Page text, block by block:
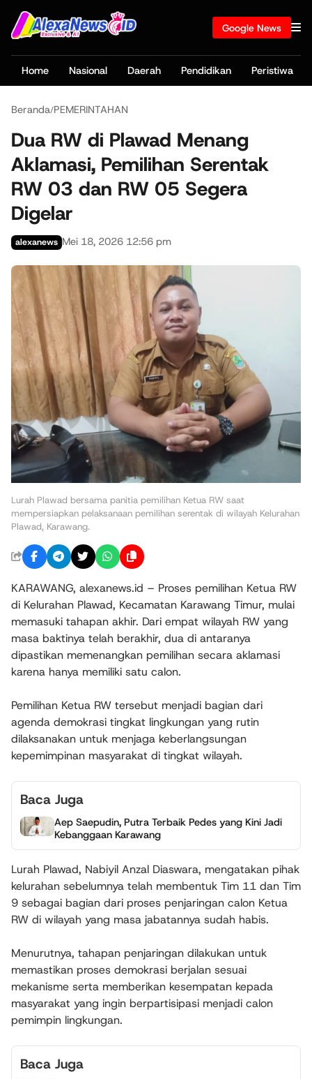
Google News
Home Nasional Daerah Pendidikan Peristiwa
Beranda/PEMERINTAHAN
Dua RW di Plawad Menang
Aklamasi, Pemilihan Serentak
RW 03 dan RW 05 Segera
Digelar
alexanews Mei 18, 2026 12:56 pm
Lurah Plawad bersama panitia pemilihan Ketua RW saat
mempersiapkan pelaksanaan pemilihan serentak di wilayah Kelurahan
Plawad, Karawang.
KARAWANG, alexanews.id – Proses pemilihan Ketua RW
di Kelurahan Plawad, Kecamatan Karawang Timur, mulai
memasuki tahapan akhir. Dari empat wilayah RW yang
masa baktinya telah berakhir, dua di antaranya
dipastikan memenangkan pemilihan secara aklamasi
karena hanya memiliki satu calon.
Pemilihan Ketua RW tersebut menjadi bagian dari
agenda demokrasi tingkat lingkungan yang rutin
dilaksanakan untuk menjaga keberlangsungan
kepemimpinan masyarakat di tingkat wilayah.
Baca Juga
Aep Saepudin, Putra Terbaik Pedes yang Kini Jadi
Kebanggaan Karawang
Lurah Plawad, Nabiyil Anzal Diaswara, mengatakan pihak
kelurahan sebelumnya telah membentuk Tim 11 dan Tim
9 sebagai bagian dari proses penjaringan calon Ketua
RW di wilayah yang masa jabatannya sudah habis.
Menurutnya, tahapan penjaringan dilakukan untuk
memastikan proses demokrasi berjalan sesuai
mekanisme serta memberikan kesempatan kepada
masyarakat yang ingin berpartisipasi menjadi calon
pemimpin lingkungan.
Baca Juga